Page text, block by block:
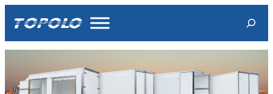
content
Search